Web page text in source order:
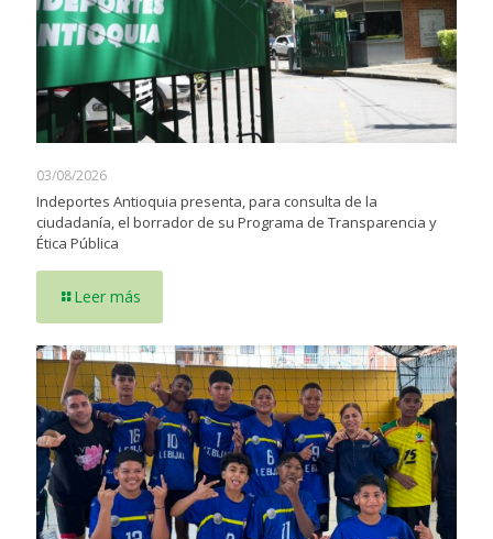
03/08/2026
Indeportes Antioquia presenta, para consulta de la
ciudadanía, el borrador de su Programa de Transparencia y
Ética Pública
Leer más